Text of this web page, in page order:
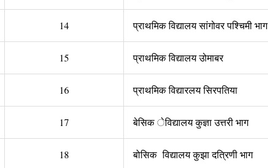
14 प्राथमिक विद्यालय सांगोवर पश्चिमी भाग
15 प्राथमिक विद्यालय उोमाबर
16 प्राथमिक विद्यारलय सिरपतिया
17 बेसिक ेविद्यालय कुज्ञा उत्तरी भाग
18 बोसिक विद्यालय कुझा दत्रिणी भाग